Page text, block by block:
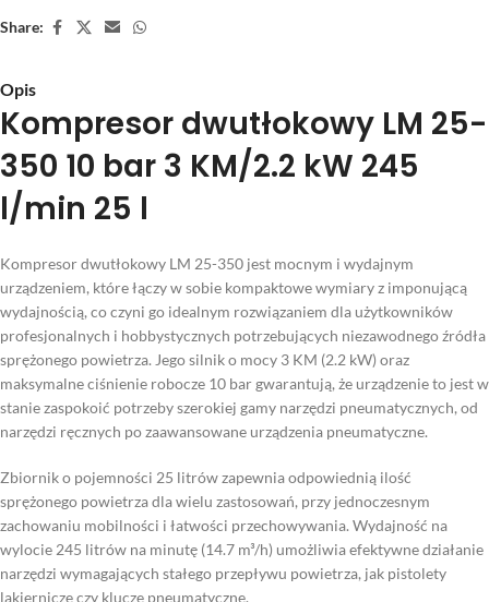
Share:
Opis
Kompresor dwutłokowy LM 25-
350 10 bar 3 KM/2.2 kW 245
l/min 25 l
Kompresor dwutłokowy LM 25-350 jest mocnym i wydajnym
urządzeniem, które łączy w sobie kompaktowe wymiary z imponującą
wydajnością, co czyni go idealnym rozwiązaniem dla użytkowników
profesjonalnych i hobbystycznych potrzebujących niezawodnego źródła
sprężonego powietrza. Jego silnik o mocy 3 KM (2.2 kW) oraz
maksymalne ciśnienie robocze 10 bar gwarantują, że urządzenie to jest w
stanie zaspokoić potrzeby szerokiej gamy narzędzi pneumatycznych, od
narzędzi ręcznych po zaawansowane urządzenia pneumatyczne.
Zbiornik o pojemności 25 litrów zapewnia odpowiednią ilość
sprężonego powietrza dla wielu zastosowań, przy jednoczesnym
zachowaniu mobilności i łatwości przechowywania. Wydajność na
wylocie 245 litrów na minutę (14.7 m³/h) umożliwia efektywne działanie
narzędzi wymagających stałego przepływu powietrza, jak pistolety
lakiernicze czy klucze pneumatyczne.